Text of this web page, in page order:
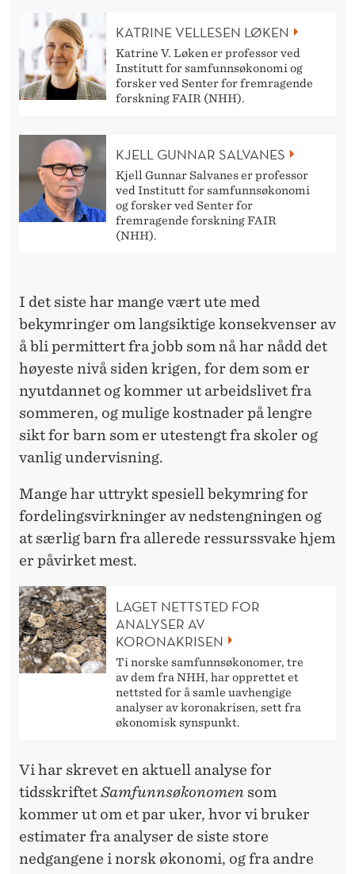
KATRINE VELLESEN LØKEN
Katrine V. Løken er professor ved
Institutt for samfunnsøkonomi og
forsker ved Senter for fremragende
forskning FAIR (NHH).
KJELL GUNNAR SALVANES
Kjell Gunnar Salvanes er professor
ved Institutt for samfunnsøkonomi
og forsker ved Senter for
fremragende forskning FAIR
(NHH).
I det siste har mange vært ute med
bekymringer om langsiktige konsekvenser av
å bli permittert fra jobb som nå har nådd det
høyeste nivå siden krigen, for dem som er
nyutdannet og kommer ut arbeidslivet fra
sommeren, og mulige kostnader på lengre
sikt for barn som er utestengt fra skoler og
vanlig undervisning.
Mange har uttrykt spesiell bekymring for
fordelingsvirkninger av nedstengningen og
at særlig barn fra allerede ressurssvake hjem
er påvirket mest.
LAGET NETTSTED FOR
ANALYSER AV
KORONAKRISEN
Ti norske samfunnsøkonomer, tre
av dem fra NHH, har opprettet et
nettsted for å samle uavhengige
analyser av koronakrisen, sett fra
økonomisk synspunkt.
Vi har skrevet en aktuell analyse for
tidsskriftetSamfunnsøkonomen som
kommer ut om et par uker, hvor vi bruker
estimater fra analyser de siste store
nedgangene i norsk økonomi, og fra andre